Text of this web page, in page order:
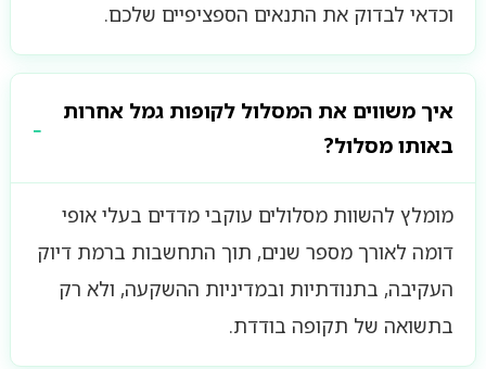
וכדאי לבדוק את התנאים הספציפיים שלכם.
איך משווים את המסלול לקופות גמל אחרות
באותו מסלול?
מומלץ להשוות מסלולים עוקבי מדדים בעלי אופי
דומה לאורך מספר שנים, תוך התחשבות ברמת דיוק
העקיבה, בתנודתיות ובמדיניות ההשקעה, ולא רק
בתשואה של תקופה בודדת.